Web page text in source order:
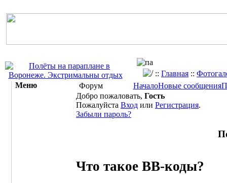
:: Главная ::
Меню
Форум НачалоНовые сообщения
Добро пожаловать, Гость
Пожалуйста Вход или Регистрация.
Забыли пароль?
Что такое BB-коды?